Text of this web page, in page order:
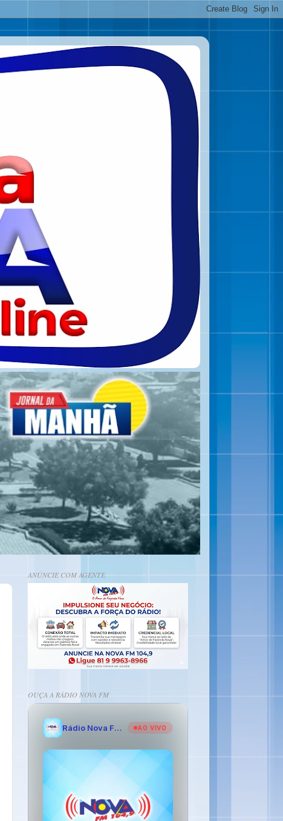
ANÚNCIE COM AGENTE
OUÇA A RÁDIO NOVA FM
Rádio Nova FM - O Amor de Fazenda Nova AO VIVO